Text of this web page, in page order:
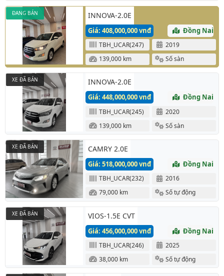
INNOVA-2.0E
Giá: 408,000,000 vnđ Đồng Nai
TBH_UCAR(247)
2019
139,000 km
Số sàn
ĐANG BÁN
INNOVA-2.0E
Giá: 448,000,000 vnđ Đồng Nai
TBH_UCAR(245)
2020
139,000 km
Số sàn
XE ĐÃ BÁN
CAMRY 2.0E
Giá: 518,000,000 vnđ Đồng Nai
TBH_UCAR(232)
2016
79,000 km
Số tự động
XE ĐÃ BÁN
VIOS-1.5E CVT
Giá: 456,000,000 vnđ Đồng Nai
TBH_UCAR(246)
2025
38,000 km
Số tự động
XE ĐÃ BÁN